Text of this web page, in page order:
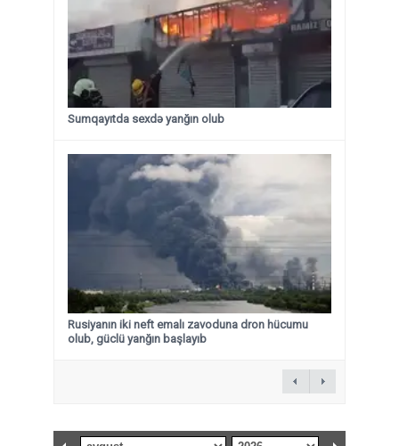
Sumqayıtda sexdə yanğın olub
Rusiyanın iki neft emalı zavoduna dron hücumu
olub, güclü yanğın başlayıb